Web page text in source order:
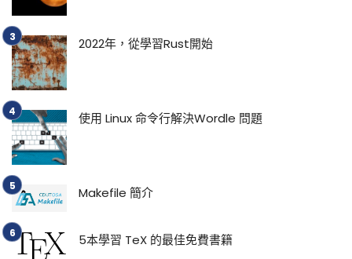
2022年，從學習Rust開始
使用 Linux 命令行解決Wordle 問題
Makefile 簡介
5本學習 TeX 的最佳免費書籍